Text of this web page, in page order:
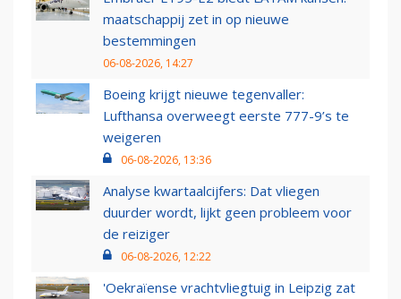
maatschappij zet in op nieuwe
bestemmingen
06-08-2026, 14:27
Boeing krijgt nieuwe tegenvaller:
Lufthansa overweegt eerste 777-9’s te
weigeren
06-08-2026, 13:36
Analyse kwartaalcijfers: Dat vliegen
duurder wordt, lijkt geen probleem voor
de reiziger
06-08-2026, 12:22
'Oekraïense vrachtvliegtuig in Leipzig zat